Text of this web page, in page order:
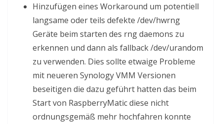
Hinzufügen eines Workaround um potentiell
langsame oder teils defekte /dev/hwrng
Geräte beim starten des rng daemons zu
erkennen und dann als fallback /dev/urandom
zu verwenden. Dies sollte etwaige Probleme
mit neueren Synology VMM Versionen
beseitigen die dazu geführt hatten das beim
Start von RaspberryMatic diese nicht
ordnungsgemäß mehr hochfahren konnte